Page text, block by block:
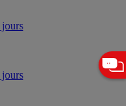
jours
jours